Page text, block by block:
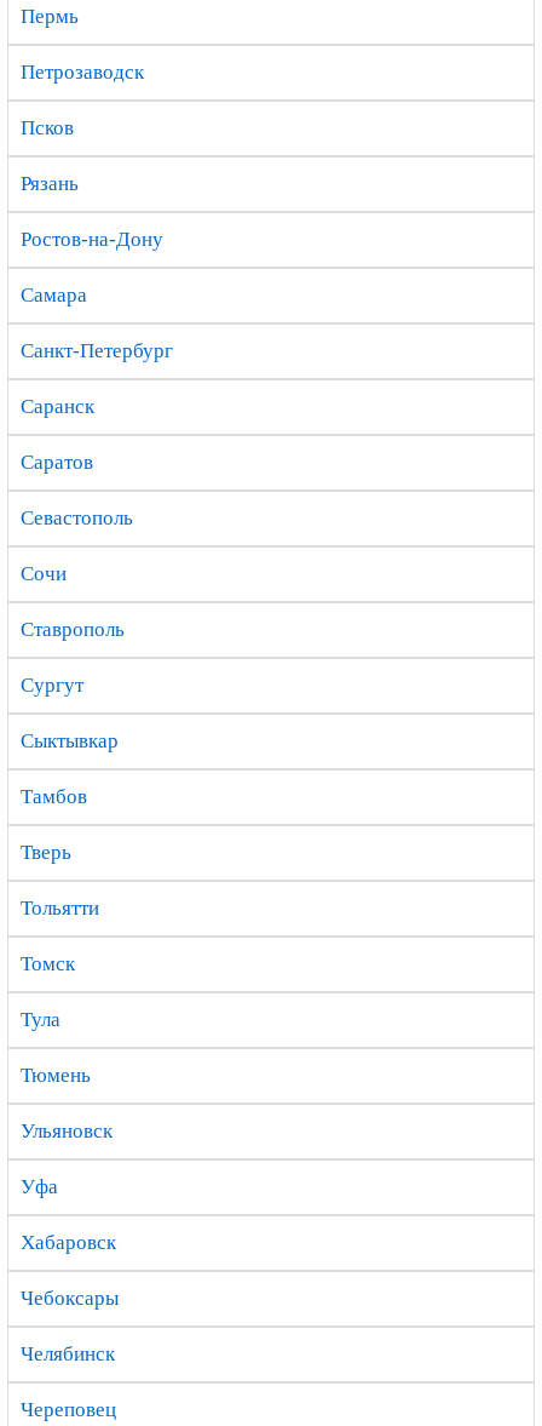
Пермь
Петрозаводск
Псков
Рязань
Ростов-на-Дону
Самара
Санкт-Петербург
Саранск
Саратов
Севастополь
Сочи
Ставрополь
Сургут
Сыктывкар
Тамбов
Тверь
Тольятти
Томск
Тула
Тюмень
Ульяновск
Уфа
Хабаровск
Чебоксары
Челябинск
Череповец